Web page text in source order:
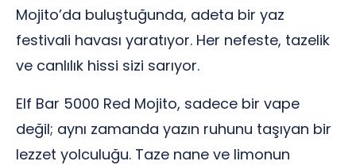
Mojito’da buluştuğunda, adeta bir yaz
festivali havası yaratıyor. Her nefeste, tazelik
ve canlılık hissi sizi sarıyor.
Elf Bar 5000 Red Mojito, sadece bir vape
değil; aynı zamanda yazın ruhunu taşıyan bir
lezzet yolculuğu. Taze nane ve limonun